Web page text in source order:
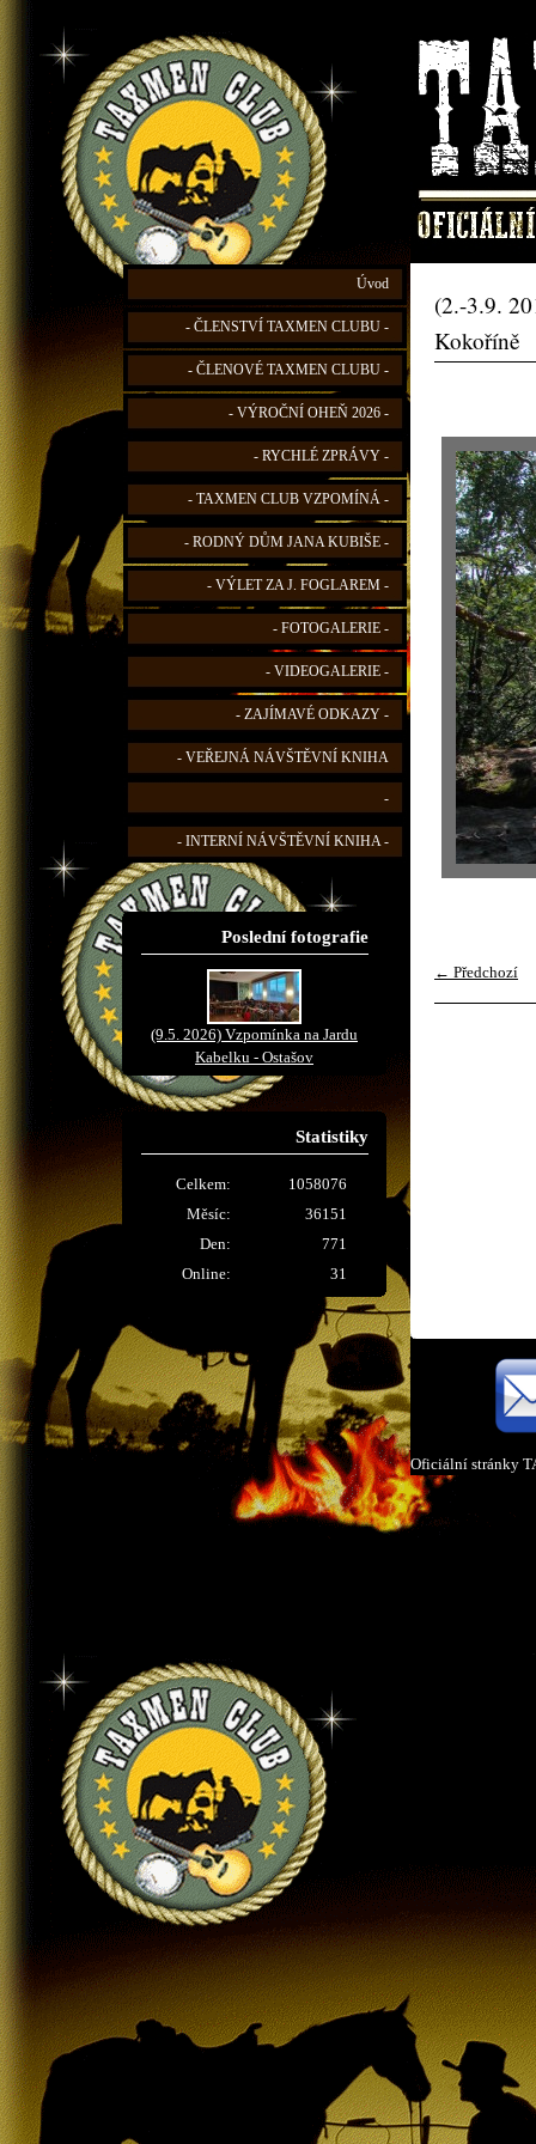
Úvod
- ČLENSTVÍ TAXMEN CLUBU -
- ČLENOVÉ TAXMEN CLUBU -
- VÝROČNÍ OHEŇ 2026 -
- RYCHLÉ ZPRÁVY -
- TAXMEN CLUB VZPOMÍNÁ -
- RODNÝ DŮM JANA KUBIŠE -
- VÝLET ZA J. FOGLAREM -
- FOTOGALERIE -
- VIDEOGALERIE -
- ZAJÍMAVÉ ODKAZY -
- VEŘEJNÁ NÁVŠTĚVNÍ KNIHA
-
- INTERNÍ NÁVŠTĚVNÍ KNIHA -
Poslední fotografie
(9.5. 2026) Vzpomínka na Jardu
Kabelku - Ostašov
Statistiky
Online: 31
Celkem:
1058076
Měsíc:
36151
Den:
771
(2.-3.9.
Kokoříně
← Předchozí
Oficiální stránky